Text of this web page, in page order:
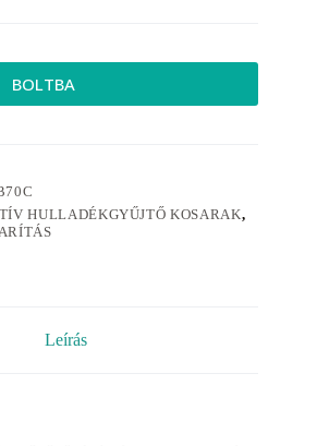
BOLTBA
HULLADÉKGYŰJTŐ KOSARAK,
Leírás